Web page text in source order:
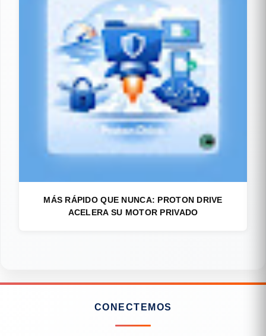
MÁS RÁPIDO QUE NUNCA: PROTON DRIVE
ACELERA SU MOTOR PRIVADO
CONECTEMOS